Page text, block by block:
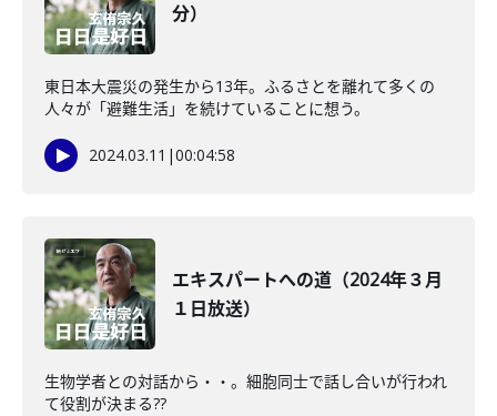
分）
東日本大震災の発生から13年。ふるさとを離れて多くの
人々が「避難生活」を続けていることに想う。
2024.03.11 |00:04:58
エキスパートへの道（2024年３月
１日放送）
生物学者との対話から・・。細胞同士で話し合いが行われ
て役割が決まる??